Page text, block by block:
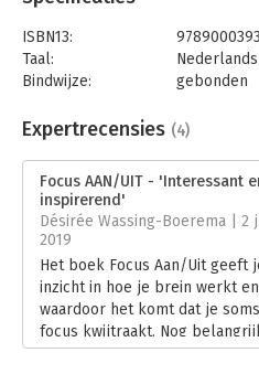
ISBN13:
Taal:
Nederlands
Bindwijze:
gebonden
Uitgever:
Unieboek |
Verschijningsdatum:
Hoofdrubriek:
Expertrecensies (4)
Focus AAN/UIT - 'Interessant
inspirerend'
Désirée Wassing-Boerema | 2
2019
Het boek Focus Aan/Uit geeft
inzicht in hoe je brein werkt en
waardoor het komt dat je
focus kwijtraakt. Nog
staan veel tips en tricks in om